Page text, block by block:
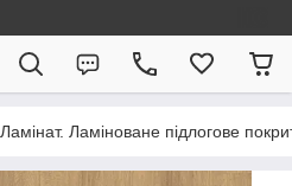
Ламінат. Ламіноване підлогове